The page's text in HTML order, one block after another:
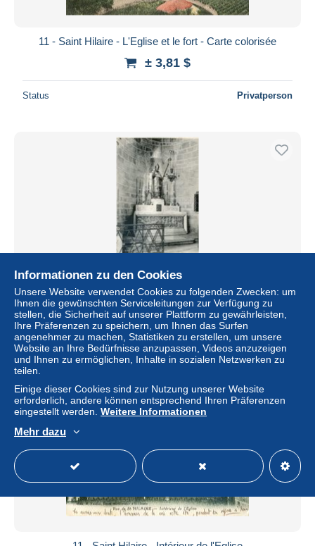
11 - Saint Hilaire - L'Eglise et le fort - Carte colorisée
± 3,81 $
Status Privatperson
11 - Saint Hilaire - Tombeau de Saint Hilaire
± 3,81 $
Status Privatperson
Informationen zu den Cookies
Unsere Website verwendet Cookies zu folgenden Zwecken: um
Ihnen die gewünschten Serviceleitungen zur Verfügung zu
stellen, die Sicherheit auf unserer Plattform zu gewährleisten,
Ihre Präferenzen zu speichern, um Ihnen das Surfen
angenehmer zu machen, Statistiken zu erstellen, um unsere
Website an Ihre Bedürfnisse anzupassen, Videos anzuzeigen
und Ihnen zu ermöglichen, Inhalte in sozialen Netzwerken zu
teilen.
Einige dieser Cookies sind zur Nutzung unserer Website
erforderlich, andere können entsprechend Ihren Präferenzen
eingestellt werden. Weitere Informationen
Mehr dazu